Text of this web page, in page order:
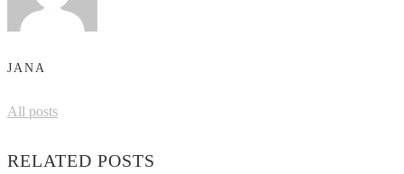
JANA
All posts
RELATED POSTS